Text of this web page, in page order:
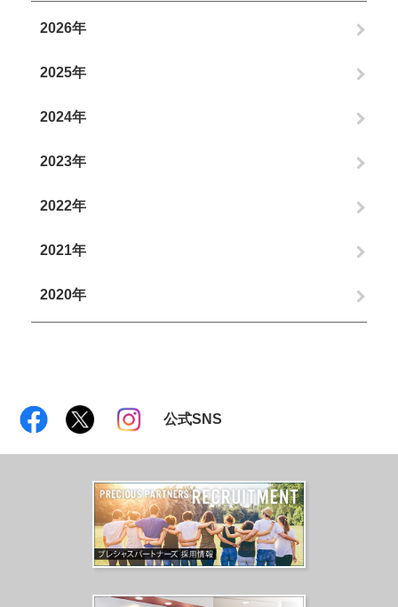
2026年
2025年
2024年
2023年
2022年
2021年
2020年
公式SNS